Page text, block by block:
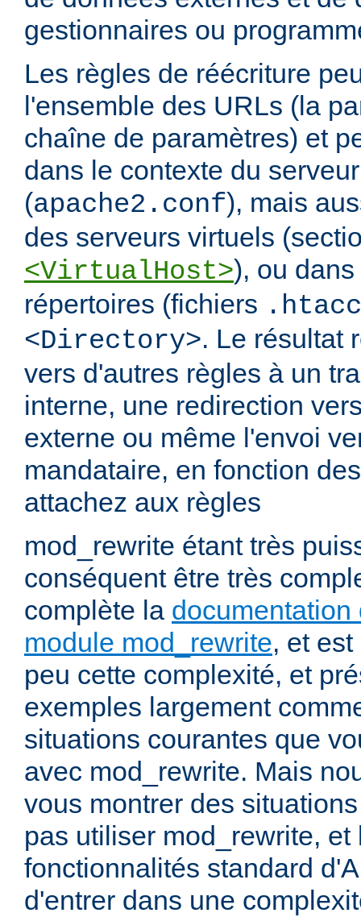
gestionnaires ou
Les règles de réécriture
l'ensemble des URLs (la
chaîne de paramètres) et
dans le contexte du
(apache2.conf), mais
des serveurs virtuels
<VirtualHost>), ou
répertoires (fichiers
<Directory>. Le résultat
vers d'autres règles à un
interne, une redirection
externe ou même l'envoi
mandataire, en fonction
attachez aux règles
mod_rewrite étant très
conséquent être très
complète la documentation
module mod_rewrite, et
peu cette complexité, et
exemples largement
situations courantes que
avec mod_rewrite. Mais
vous montrer des
pas utiliser mod_rewrite,
fonctionnalités standard
d'entrer dans une